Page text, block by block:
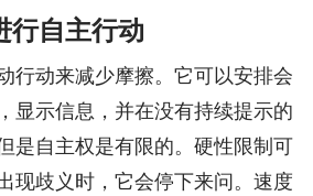
行自主行动
行动来减少摩擦。它可以安排会
显示信息，并在没有持续提示的
是自主权是有限的。硬性限制可
现歧义时，它会停下来问。速度